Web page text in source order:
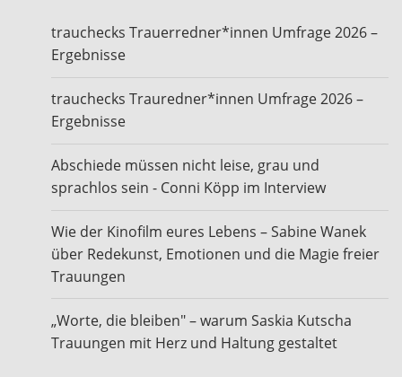
trauchecks Trauerredner*innen Umfrage 2026 –
Ergebnisse
trauchecks Trauredner*innen Umfrage 2026 –
Ergebnisse
Abschiede müssen nicht leise, grau und
sprachlos sein - Conni Köpp im Interview
Wie der Kinofilm eures Lebens – Sabine Wanek
über Redekunst, Emotionen und die Magie freier
Trauungen
„Worte, die bleiben" – warum Saskia Kutscha
Trauungen mit Herz und Haltung gestaltet